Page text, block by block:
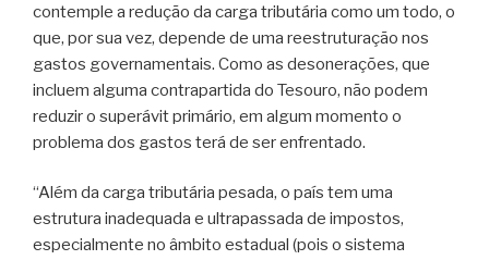
contemple a redução da carga tributária como um todo, o
que, por sua vez, depende de uma reestruturação nos
gastos governamentais. Como as desonerações, que
incluem alguma contrapartida do Tesouro, não podem
reduzir o superávit primário, em algum momento o
problema dos gastos terá de ser enfrentado.
“Além da carga tributária pesada, o país tem uma
estrutura inadequada e ultrapassada de impostos,
especialmente no âmbito estadual (pois o sistema